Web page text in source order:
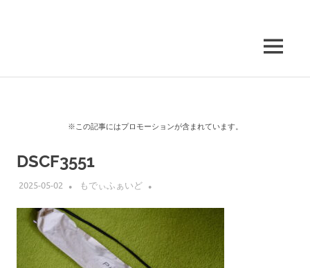
MENU
※この記事にはプロモーションが含まれています。
DSCF3551
2025-05-02 もでぃふぁいど